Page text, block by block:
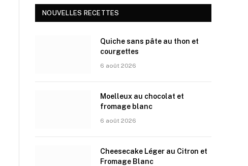
NOUVELLES RECETTES
Quiche sans pâte au thon et
courgettes
6 août 2026
Moelleux au chocolat et
fromage blanc
6 août 2026
Cheesecake Léger au Citron et
Fromage Blanc